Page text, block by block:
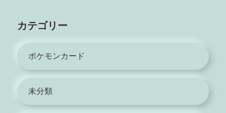
カテゴリー
ポケモンカード
未分類